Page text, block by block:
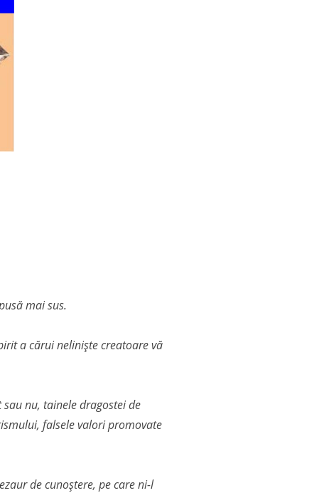
mai sus.
a cărui neliniște creatoare vă
nu, tainele dragostei de
falsele valori promovate
de cunoștere, pe care ni-l